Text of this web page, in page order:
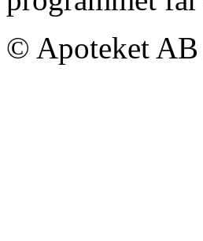
© Apoteket AB